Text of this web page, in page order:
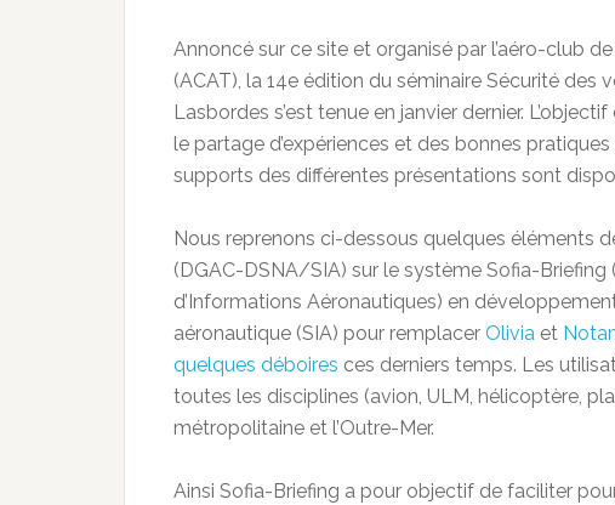
Annoncé sur ce site et organisé par l’aéro-club
(ACAT), la 14e édition du séminaire Sécurité des
Lasbordes s’est tenue en janvier dernier.
le partage d’expériences et des bonnes
supports des différentes présentations sont
Nous reprenons ci-dessous quelques éléments
(DGAC-DSNA/SIA) sur le système Sofia-Briefing
d’Informations Aéronautiques) en
aéronautique (SIA) pour remplacer Olivia et
quelques déboires ces derniers temps. Les
toutes les disciplines (avion, ULM, hélicoptère,
métropolitaine et l’Outre-Mer.
Ainsi Sofia-Briefing a pour objectif de faciliter